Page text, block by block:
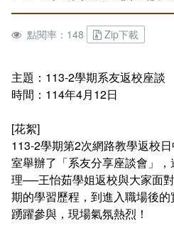
系主任介紹
工商系訊
評鑑專區
諮詢信箱
課程總覽
授課大綱
教材資訊
認證課程
購物中心認證課程
IOPCA認證課程
畢業學分配置
學分抵免及減修申請
檔案下載
相關連結
活動花絮
組織章程
學會幹部
回空大首頁
點閱率：148 Zip下載
主題：113-2學期系友返校座談
時間：114年4月12日
[花絮]
113-2學期第2次網路教學返校
室舉辦了「系友分享座談會」
理──王怡茹學姐返校與大家面
期的學習歷程，到進入職場後
踴躍參與，現場氣氛熱烈！